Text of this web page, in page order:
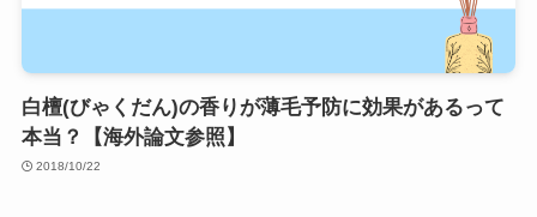
白檀(びゃくだん)の香りが薄毛予防に効果があるって
本当？【海外論文参照】
2018/10/22